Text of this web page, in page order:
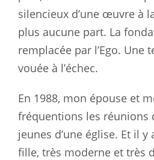
silencieux d’une œuvre à
plus aucune part. La
remplacée par l’Ego. Une
vouée à l’échec.
En 1988, mon épouse et
fréquentions les réunions
jeunes d’une église. Et il
fille, très moderne et très